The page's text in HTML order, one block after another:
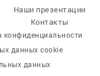
Наши презентации
Контакты
конфиденциальности
данных cookie
данных